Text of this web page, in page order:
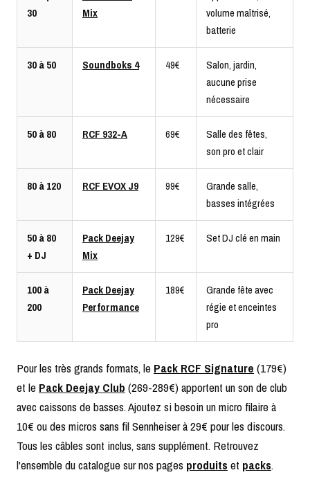
30
Mix
volume maîtrisé,
batterie
30 à 50 Soundboks 4 49€
Salon, jardin,
aucune prise
nécessaire
50 à 80 RCF 932-A 69€
Salle des fêtes,
son pro et clair
80 à 120 RCF EVOX J9 99€
Grande salle,
basses intégrées
50 à 80
+ DJ
Pack Deejay
Mix
129€ Set DJ clé en main
100 à
200
Pack Deejay
Performance
189€
Grande fête avec
régie et enceintes
pro
Pour les très grands formats, le Pack RCF Signature (179€)
et le Pack Deejay Club (269-289€) apportent un son de club
avec caissons de basses. Ajoutez si besoin un micro filaire à
10€ ou des micros sans fil Sennheiser à 29€ pour les discours.
Tous les câbles sont inclus, sans supplément. Retrouvez
l'ensemble du catalogue sur nos pages produits et packs.